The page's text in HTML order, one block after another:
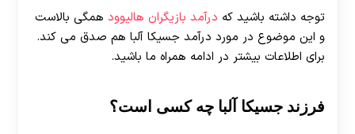
توجه داشته باشید که درآمد بازیگران هالیوود همگی بالاست
و این موضوع در مورد درآمد جسیکا آلبا هم صدق می کند.
برای اطلاعات بیشتر در ادامه همراه ما باشید.
فرزند جسیکا آلبا چه کسی است؟